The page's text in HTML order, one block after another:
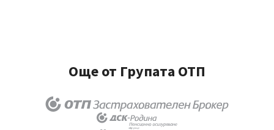
Още от Групата ОТП